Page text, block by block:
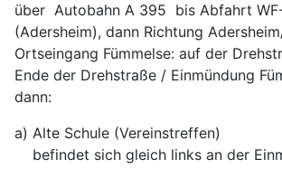
über Autobahn A 395 bis Abfahrt
(Adersheim), dann Richtung
Ortseingang Fümmelse: auf der
Ende der Drehstraße / Einmündung
dann:
a) Alte Schule (Vereinstreffen)
befindet sich gleich links an der